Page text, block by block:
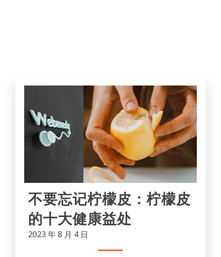
不要忘记柠檬皮：柠檬皮
的十大健康益处
2023 年 8 月 4 日